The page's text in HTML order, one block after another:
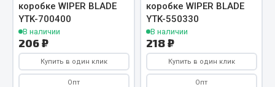
Весь раздел
Автомобильная электрика
коробке WIPER BLADE
YTK-700400
В наличии
206 ₽
Купить в один клик
Опт
коробке WIPER BLADE
YTK-550330
В наличии
218 ₽
Купить в один клик
Опт